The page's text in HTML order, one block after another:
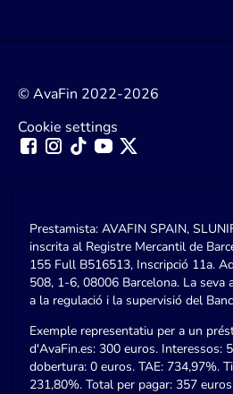
© AvaFin 2022-2026
Cookie settings
Prestamista: AVAFIN SPAIN,
inscrita al Registre Mercantil de
155 Full B516513, Inscripció 11a.
508, 1-6, 08006 Barcelona. La seva
a la regulació i la supervisió del
Exemple representatiu per a un
d'AvaFin.es: 300 euros. Interessos:
dobertura: 0 euros. TAE: 734,97%.
231,80%. Total per pagar: 357